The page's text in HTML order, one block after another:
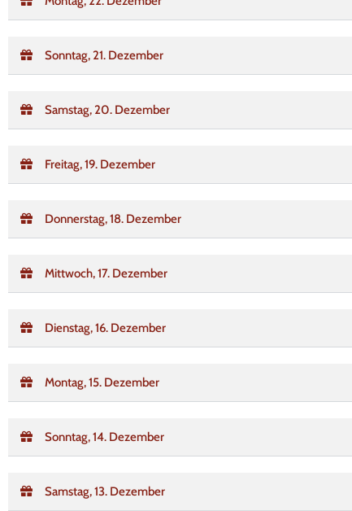
Sonntag, 21. Dezember
Samstag, 20. Dezember
Freitag, 19. Dezember
Donnerstag, 18. Dezember
Mittwoch, 17. Dezember
Dienstag, 16. Dezember
Montag, 15. Dezember
Sonntag, 14. Dezember
Samstag, 13. Dezember